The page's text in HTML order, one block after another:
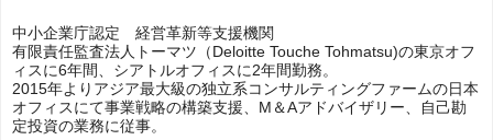
中小企業庁認定 経営革新等支援機関
有限責任監査法人トーマツ（Deloitte Touche Tohmatsu)の東京オフ
ィスに6年間、シアトルオフィスに2年間勤務。
2015年よりアジア最大級の独立系コンサルティングファームの日本
オフィスにて事業戦略の構築支援、M＆Aアドバイザリー、自己勘
定投資の業務に従事。